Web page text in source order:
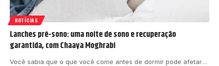
NOTÍCIAS
Lanches pré-sono: uma noite de sono e recuperação
garantida, com Chaaya Moghrabi
Você sabia que o que você come antes de dormir pode afetar…